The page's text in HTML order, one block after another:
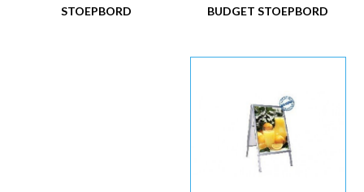
BUDGET STOEPBORD
STOEPBORD